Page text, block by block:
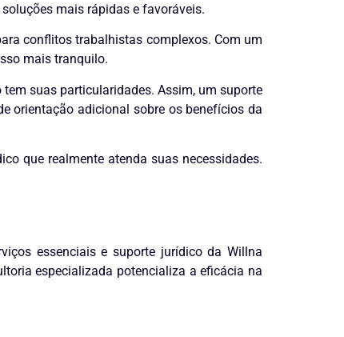
mais rápidas e favoráveis.
conflitos trabalhistas complexos. Com um
mais tranquilo.
suas particularidades. Assim, um suporte
orientação adicional sobre os benefícios da
que realmente atenda suas necessidades.
essenciais e suporte jurídico da Willna
especializada potencializa a eficácia na